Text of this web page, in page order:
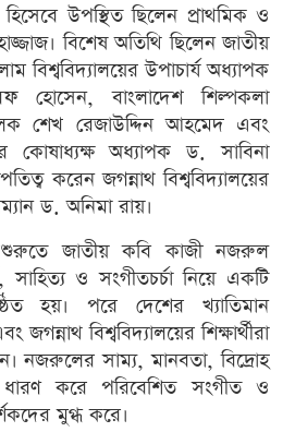
হিসেবে উপস্থিত ছিলেন প্রাথমিক ও
হাজ্জাজ। বিশেষ অতিথি ছিলেন জাতীয়
উপাচার্য অধ্যাপক
হোসেন, বাংলাদেশ শিল্পকলা
শেখ রেজাউদ্দিন আহমেদ এবং
কোষাধ্যক্ষ অধ্যাপক ড. সাবিনা
করেন জগন্নাথ বিশ্ববিদ্যালয়ের
ড. অনিমা রায়।
জাতীয় কবি কাজী নজরুল
ও সংগীতচর্চা নিয়ে একটি
হয়। পরে দেশের খ্যাতিমান
বিশ্ববিদ্যালয়ের শিক্ষার্থীরা
নজরুলের সাম্য, মানবতা, বিদ্রোহ
করে পরিবেশিত সংগীত ও
মুগ্ধ করে।